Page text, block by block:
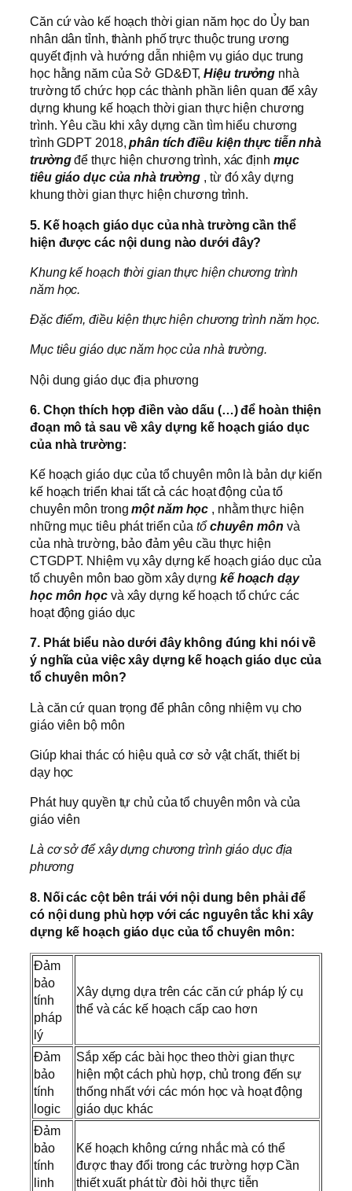
Căn cứ vào kế hoạch thời gian năm học do Ủy ban
nhân dân tỉnh, thành phố trực thuộc trung ương
quyết định và hướng dẫn nhiệm vụ giáo dục trung
học hằng năm của Sở GD&ĐT,Hiệu trưởng nhà
trường tổ chức họp các thành phần liên quan để xây
dựng khung kế hoạch thời gian thực hiện chương
trình. Yêu cầu khi xây dựng cần tìm hiểu chương
trình GDPT 2018,phân tích điều kiện thực tiễn nhà
trườngđể thực hiện chương trình, xác định mục
tiêu giáo dục của nhà trường , từ đó xây dựng
khung thời gian thực hiện chương trình.
5. Kế hoạch giáo dục của nhà trường cần thể
hiện được các nội dung nào dưới đây?
Khung kế hoạch thời gian thực hiện chương trình
năm học.
Đặc điểm, điều kiện thực hiện chương trình năm học.
Mục tiêu giáo dục năm học của nhà trường.
Nội dung giáo dục địa phương
6. Chọn thích hợp điền vào dấu (…) để hoàn thiện
đoạn mô tả sau về xây dựng kế hoạch giáo dục
của nhà trường:
Kế hoạch giáo dục của tổ chuyên môn là bản dự kiến
kế hoạch triển khai tất cả các hoạt động của tổ
chuyên môn trongmột năm học , nhằm thực hiện
những mục tiêu phát triển của tổchuyên môn và
của nhà trường, bảo đảm yêu cầu thực hiện
CTGDPT. Nhiệm vụ xây dựng kế hoạch giáo dục của
tổ chuyên môn bao gồm xây dựng kế hoạch dạy
học môn họcvà xây dựng kế hoạch tổ chức các
hoạt động giáo dục
7. Phát biểu nào dưới đây không đúng khi nói về
ý nghĩa của việc xây dựng kế hoạch giáo dục của
tổ chuyên môn?
Là căn cứ quan trọng để phân công nhiệm vụ cho
giáo viên bộ môn
Giúp khai thác có hiệu quả cơ sở vật chất, thiết bị
dạy học
Phát huy quyền tự chủ của tổ chuyên môn và của
giáo viên
Là cơ sở để xây dựng chương trình giáo dục địa
phương
8. Nối các cột bên trái với nội dung bên phải để
có nội dung phù hợp với các nguyên tắc khi xây
dựng kế hoạch giáo dục của tổ chuyên môn:
Đảm
bảo
tính
pháp
lý
Xây dựng dựa trên các căn cứ pháp lý cụ
thể và các kế hoạch cấp cao hơn
Đảm
bảo
tính
logic
Sắp xếp các bài học theo thời gian thực
hiện một cách phù hợp, chủ trong đến sự
thống nhất với các món học và hoạt động
giáo dục khác
Đảm
bảo
tính
linh
Kế hoạch không cứng nhắc mà có thể
được thay đổi trong các trường hợp Cần
thiết xuất phát từ đòi hỏi thực tiễn